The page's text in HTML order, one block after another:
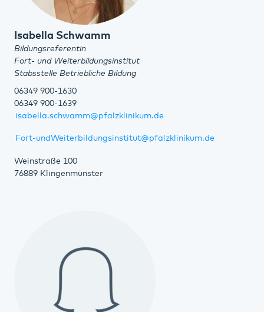
Isabella Schwamm
Bildungsreferentin
Fort- und Weiterbildungsinstitut
Stabsstelle Betriebliche Bildung
06349 900-1630
06349 900-1639
isabella.schwamm@pfalzklinikum.de
Fort-undWeiterbildungsinstitut@pfalzklinikum.de
Weinstraße 100
76889 Klingenmünster